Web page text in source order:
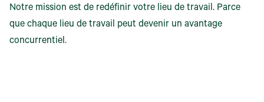
Notre mission est de redéfinir votre lieu de travail. Parce
que chaque lieu de travail peut devenir un avantage
concurrentiel.